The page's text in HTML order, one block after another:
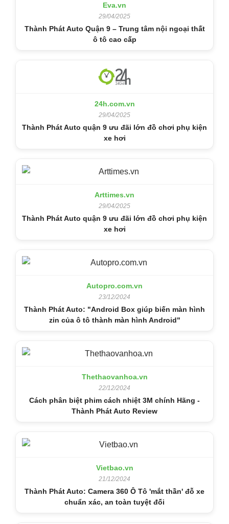
Eva.vn
29/04/2025
Thành Phát Auto Quận 9 – Trung tâm nội ngoại thất
ô tô cao cấp
24h.com.vn
29/04/2025
Thành Phát Auto quận 9 ưu đãi lớn đồ chơi phụ kiện
xe hơi
Arttimes.vn
29/04/2025
Thành Phát Auto quận 9 ưu đãi lớn đồ chơi phụ kiện
xe hơi
Autopro.com.vn
23/12/2024
Thành Phát Auto: "Android Box giúp biến màn hình
zin của ô tô thành màn hình Android"
Thethaovanhoa.vn
22/12/2024
Cách phân biệt phim cách nhiệt 3M chính Hãng -
Thành Phát Auto Review
Vietbao.vn
21/12/2024
Thành Phát Auto: Camera 360 Ô Tô 'mắt thần' đỗ xe
chuẩn xác, an toàn tuyệt đối